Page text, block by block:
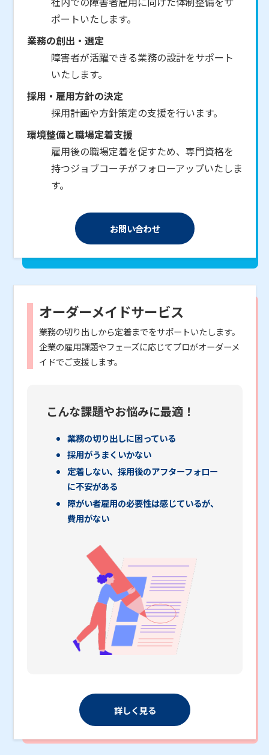
ポートいたします。
業務の創出・選定
障害者が活躍できる業務の設計をサポート
いたします。
採用・雇用方針の決定
採用計画や方針策定の支援を行います。
環境整備と職場定着支援
雇用後の職場定着を促すため、専門資格を
持つジョブコーチがフォローアップいたしま
す。
お問い合わせ
オーダーメイドサービス
業務の切り出しから定着までをサポートいたします。
企業の雇用課題やフェーズに応じてプロがオーダーメ
イドでご支援します。
こんな課題やお悩みに最適！
業務の切り出しに困っている
採用がうまくいかない
定着しない、採用後のアフターフォロー
に不安がある
障がい者雇用の必要性は感じているが、
費用がない
詳しく見る